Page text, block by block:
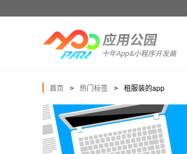
首页 > 热门标签 > 租服装的app